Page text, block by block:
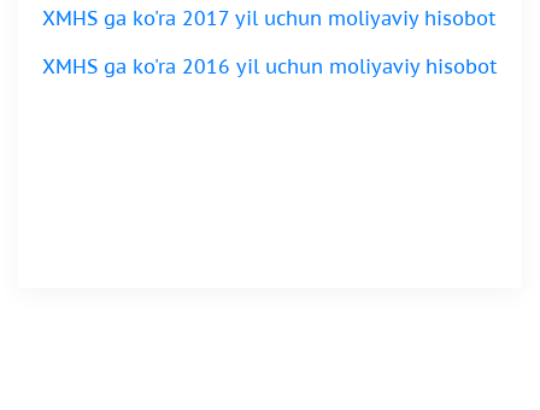
XMHS ga ko'ra 2017 yil uchun moliyaviy hisobot
XMHS ga ko'ra 2016 yil uchun moliyaviy hisobot